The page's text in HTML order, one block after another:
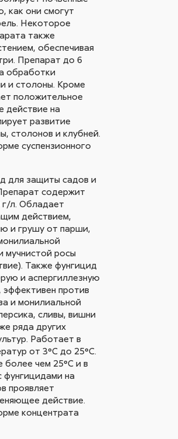
как они смогут
Некоторое
также
обеспечивая
Препарат до 6
обработки
и столоны. Кроме
положительное
действие на
развитие
столонов и клубней.
суспензионного
для защиты садов и
содержит
л. Обладает
действием,
и грушу от парши,
мучнистой росы
Также фунгицид
и аспергиллезную
эффективен против
и монилиальной
сливы, вишни
ряда других
Работает в
от 3°С до 25°С.
более чем 25°С и в
фунгицидами на
проявляет
действие.
концентрата